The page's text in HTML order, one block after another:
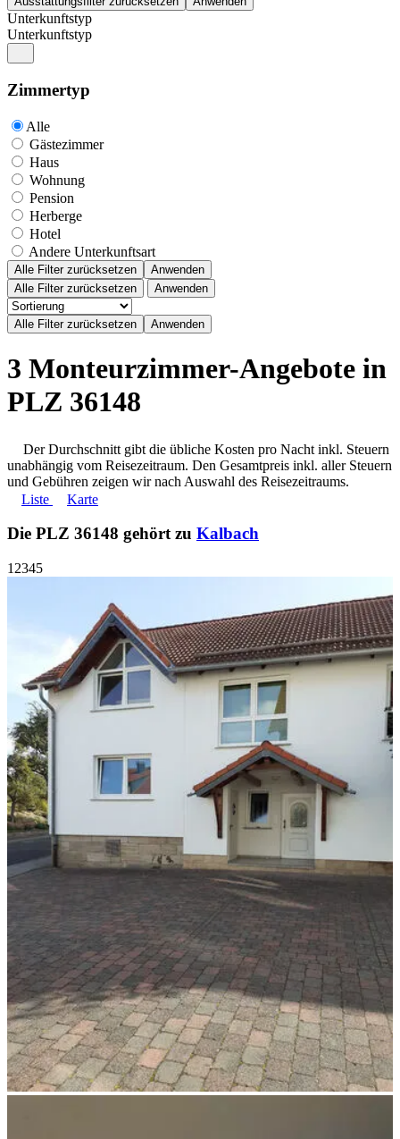
Unterkunftstyp
Unterkunftstyp
Zimmertyp
Alle
Gästezimmer
Haus
Wohnung
Pension
Herberge
Hotel
Andere Unterkunftsart
Alle Filter zurücksetzen
Anwenden
Alle Filter zurücksetzen
Anwenden
3 Monteurzimmer-Angebote in
PLZ 36148
Der Durchschnitt gibt die übliche Kosten pro Nacht inkl. Steuern
unabhängig vom Reisezeitraum. Den Gesamtpreis inkl. aller Steuern
und Gebühren zeigen wir nach Auswahl des Reisezeitraums.
Liste
Karte
Die PLZ 36148 gehört zu Kalbach
1 2345